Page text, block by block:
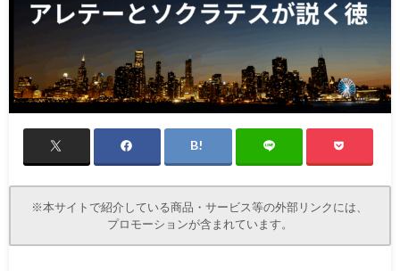
※本サイトで紹介している商品・サービス等の外部リンクには、
プロモーションが含まれています。